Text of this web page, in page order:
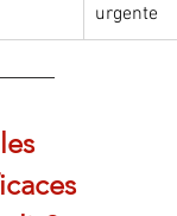
urgente